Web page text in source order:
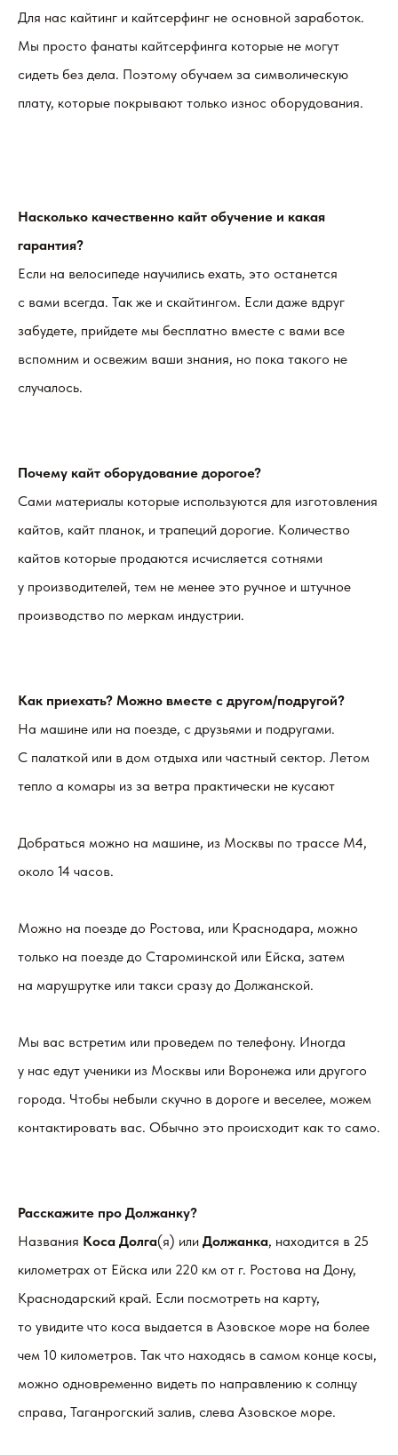
Для нас кайтинг и кайтсерфинг не основной заработок.
Мы просто фанаты кайтсерфинга которые не могут
сидеть без дела. Поэтому обучаем за символическую
плату, которые покрывают только износ оборудования.
Насколько качественно кайт обучение и какая
гарантия?
Если на велосипеде научились ехать, это останется
с вами всегда. Так же и скайтингом. Если даже вдруг
забудете, прийдете мы бесплатно вместе с вами все
вспомним и освежим ваши знания, но пока такого не
случалось.
Почему кайт оборудование дорогое?
Сами материалы которые используются для изготовления
кайтов, кайт планок, и трапеций дорогие. Количество
кайтов которые продаются исчисляется сотнями
у производителей, тем не менее это ручное и штучное
производство по меркам индустрии.
Как приехать? Можно вместе с другом/подругой?
На машине или на поезде, с друзьями и подругами.
С палаткой или в дом отдыха или частный сектор. Летом
тепло а комары из за ветра практически не кусают
Добраться можно на машине, из Москвы по трассе М4,
около 14 часов.
Можно на поезде до Ростова, или Краснодара, можно
только на поезде до Староминской или Ейска, затем
на марушрутке или такси сразу до Должанской.
Мы вас встретим или проведем по телефону. Иногда
у нас едут ученики из Москвы или Воронежа или другого
города. Чтобы небыли скучно в дороге и веселее, можем
контактировать вас. Обычно это происходит как то само.
Расскажите про Должанку?
Названия Коса Долга(я) или Должанка, находится в 25
километрах от Ейска или 220 км от г. Ростова на Дону,
Краснодарский край. Если посмотреть на карту,
то увидите что коса выдается в Азовское море на более
чем 10 километров. Так что находясь в самом конце косы,
можно одновременно видеть по направлению к солнцу
справа, Таганрогский залив, слева Азовское море.